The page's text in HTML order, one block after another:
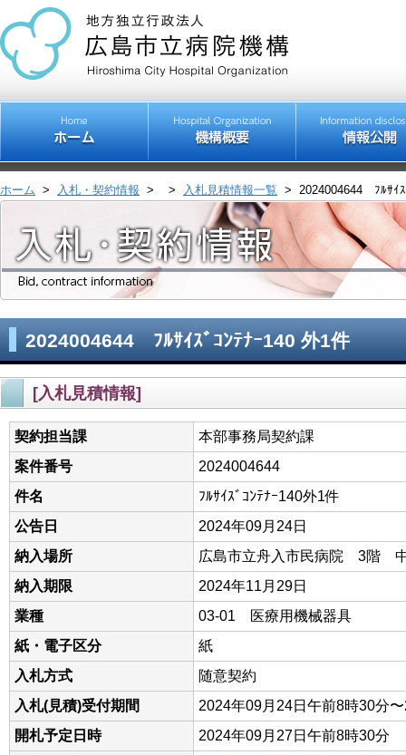
ホーム > 入札・契約情報 > > 入札見積情報一覧 > 2024004644 ﾌﾙｻｲ
2024004644 ﾌﾙｻｲｽﾞｺﾝﾃﾅｰ140 外1件
[入札見積情報]
契約担当課
本部事務局契約課
案件番号
2024004644
件名
ﾌﾙｻｲｽﾞｺﾝﾃﾅｰ140外1件
公告日
2024年09月24日
納入場所
広島市立舟入市民病院 3階
納入期限
2024年11月29日
業種
03-01 医療用機械器具
紙・電子区分
紙
入札方式
随意契約
入札(見積)受付期間
2024年09月24日午前8時30分
開札予定日時
2024年09月27日午前8時30分